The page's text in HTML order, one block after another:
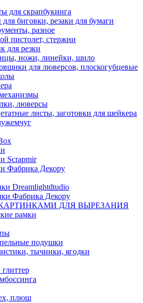
для скрапбукинга
для биговки, резаки для бумаги
разное
пистолет, стержни
для резки
ножи, линейки, шило
для люверсов, плоскогубцевые
люверсы
листы, заготовки для шейкера
Scrapmir
Фабрика Декору
Dreamlightdtudio
Фабрика Декору
ДЛЯ ВЫРЕЗАНИЯ
рамки
подушки
тычинки, ягодки
плюш